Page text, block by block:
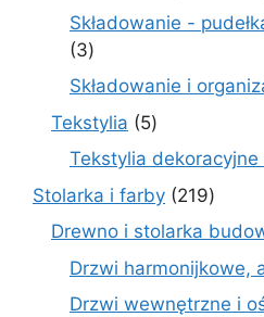
Składowanie -
33
produkty
Składowanie i
Tekstylia 55
produktów
Tekstylia
Stolarka i farby 219219
Drewno i stolarka
Drzwi harmonijkowe,
Drzwi wewnętrzne i